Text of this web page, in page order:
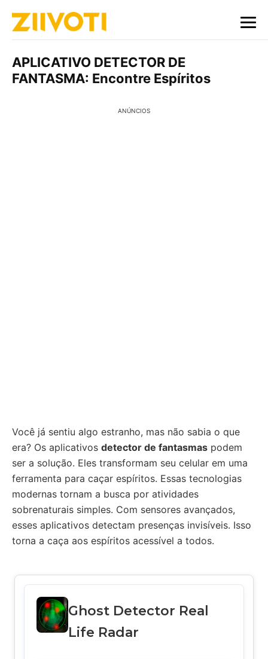
APLICATIVO DETECTOR DE
FANTASMA: Encontre Espíritos
ANÚNCIOS
Você já sentiu algo estranho, mas não sabia o que
era? Os aplicativos detector de fantasmas podem
ser a solução. Eles transformam seu celular em uma
ferramenta para caçar espíritos. Essas tecnologias
modernas tornam a busca por atividades
sobrenaturais simples. Com sensores avançados,
esses aplicativos detectam presenças invisíveis. Isso
torna a caça aos espíritos acessível a todos.
Ghost Detector Real
Life Radar